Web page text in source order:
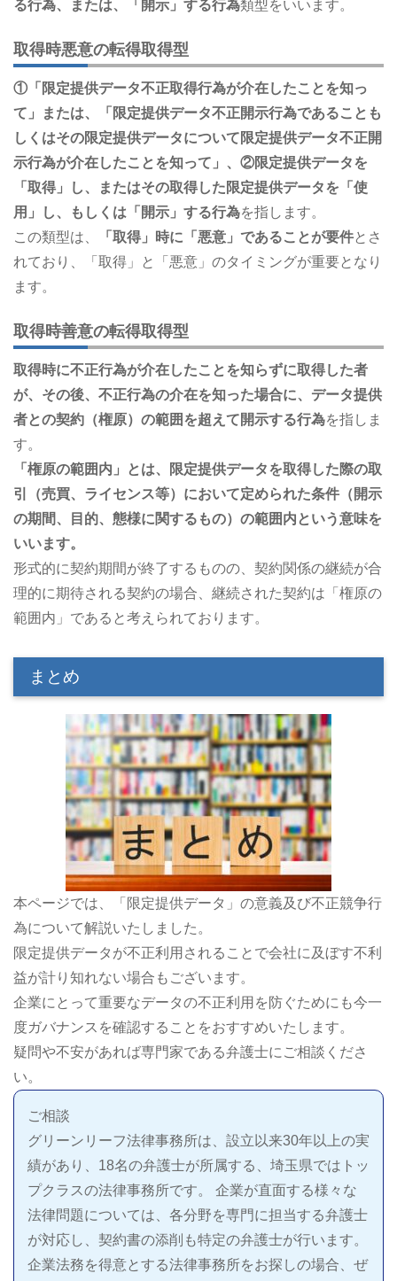
る行為、または、「開示」する行為類型をいいます。
取得時悪意の転得取得型
①「限定提供データ不正取得行為が介在したことを知っ
て」または、「限定提供データ不正開示行為であることも
しくはその限定提供データについて限定提供データ不正開
示行為が介在したことを知って」、②限定提供データを
「取得」し、またはその取得した限定提供データを「使
用」し、もしくは「開示」する行為を指します。
この類型は、
「取得」時に「悪意」であることが要件とさ
れており、「取得」と「悪意」のタイミングが重要となり
ます。
取得時善意の転得取得型
取得時に不正行為が介在したことを知らずに取得した者
が、その後、不正行為の介在を知った場合に、データ提供
者との契約（権原）の範囲を超えて開示する行為を指しま
す。
「権原の範囲内」とは、限定提供データを取得した際の取
引（売買、ライセンス等）において定められた条件（開示
の期間、目的、態様に関するもの）の範囲内という意味を
いいます。
形式的に契約期間が終了するものの、契約関係の継続が合
理的に期待される契約の場合、継続された契約は「権原の
範囲内」であると考えられております。
まとめ
本ページでは、「限定提供データ」の意義及び不正競争行
為について解説いたしました。
限定提供データが不正利用されることで会社に及ぼす不利
益が計り知れない場合もございます。
企業にとって重要なデータの不正利用を防ぐためにも今一
度ガバナンスを確認することをおすすめいたします。
疑問や不安があれば専門家である弁護士にご相談くださ
い。
ご相談
グリーンリーフ法律事務所は、設立以来30年以上の実
績があり、18名の弁護士が所属する、埼玉県ではトッ
プクラスの法律事務所です。 企業が直面する様々な
法律問題については、各分野を専門に担当する弁護士
が対応し、契約書の添削も特定の弁護士が行います。
企業法務を得意とする法律事務所をお探しの場合、ぜ